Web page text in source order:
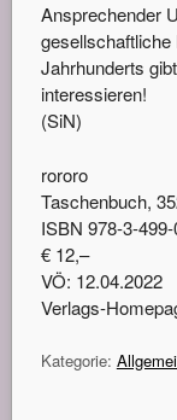
Ansprechender
gesellschaftliche
Jahrhunderts
interessieren!
(SiN)
rororo
Taschenbuch,
ISBN 978-3-
€ 12,–
VÖ: 12.04.2022
Verlags-
Kategorie: